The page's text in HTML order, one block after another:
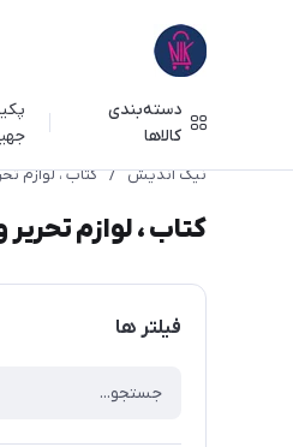
دسته‌بندی
کالاها
نیک اندیش / کتاب ، لوازم
کتاب ، لوازم تحریر
فیلتر ها